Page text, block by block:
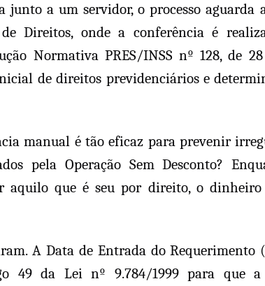
junto a um servidor, o processo
de Direitos, onde a conferência é
Normativa PRES/INSS nº 128, de
de direitos previdenciários e
manual é tão eficaz para prevenir
pela Operação Sem Desconto?
aquilo que é seu por direito, o
A Data de Entrada do
49 da Lei nº 9.784/1999 para que a